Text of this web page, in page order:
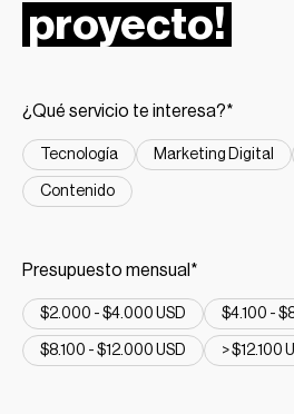
proyecto!
¿Qué servicio te interesa?*
Tecnología Marketing Digital
Contenido
Presupuesto mensual*
$2.000 - $4.000 USD $4.100 -
$8.100 - $12.000 USD > $12.100